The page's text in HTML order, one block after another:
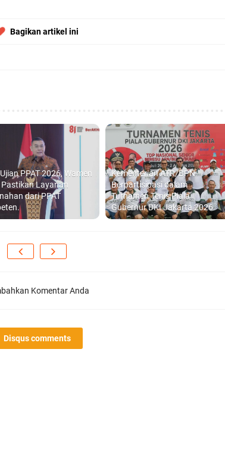
Bagikan artikel ini
PPAT 2026, Wamen
Pastikan Layanan
dari PPAT
Kementerian ATR/BPN
Berpartisipasi dalam
Turnamen Tenis Piala
Gubernur DKI Jakarta 2026
Komentar Anda
Disqus comments